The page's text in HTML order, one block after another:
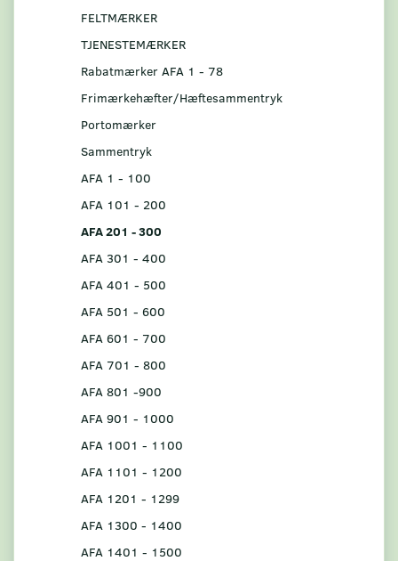
FELTMÆRKER
TJENESTEMÆRKER
Rabatmærker AFA 1 - 78
Frimærkehæfter/Hæftesammentryk
Portomærker
Sammentryk
AFA 1 - 100
AFA 101 - 200
AFA 201 - 300
AFA 301 - 400
AFA 401 - 500
AFA 501 - 600
AFA 601 - 700
AFA 701 - 800
AFA 801 -900
AFA 901 - 1000
AFA 1001 - 1100
AFA 1101 - 1200
AFA 1201 - 1299
AFA 1300 - 1400
AFA 1401 - 1500